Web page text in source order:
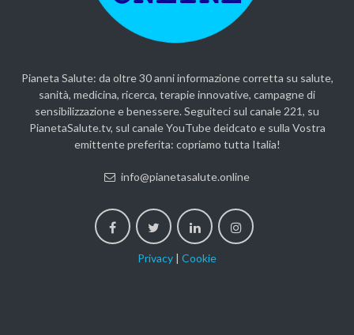
Pianeta Salute: da oltre 30 anni informazione corretta su salute,
sanità, medicina, ricerca, terapie innovative, campagne di
sensibilizzazione e benessere. Seguiteci sul canale 221, su
PianetaSalute.tv, sul canale YouTube deidcato e sulla Vostra
emittente preferita: copriamo tutta Italia!
info@pianetasalute.online
Privacy | Cookie